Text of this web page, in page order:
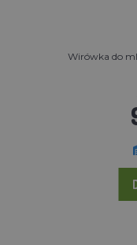
Wirówka do